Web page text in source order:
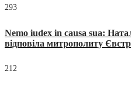
293
Nemo iudex in causa sua:
відповіла митрополиту
212